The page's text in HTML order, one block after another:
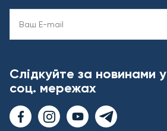
Слідкуйте за новинами у
соц. мережах